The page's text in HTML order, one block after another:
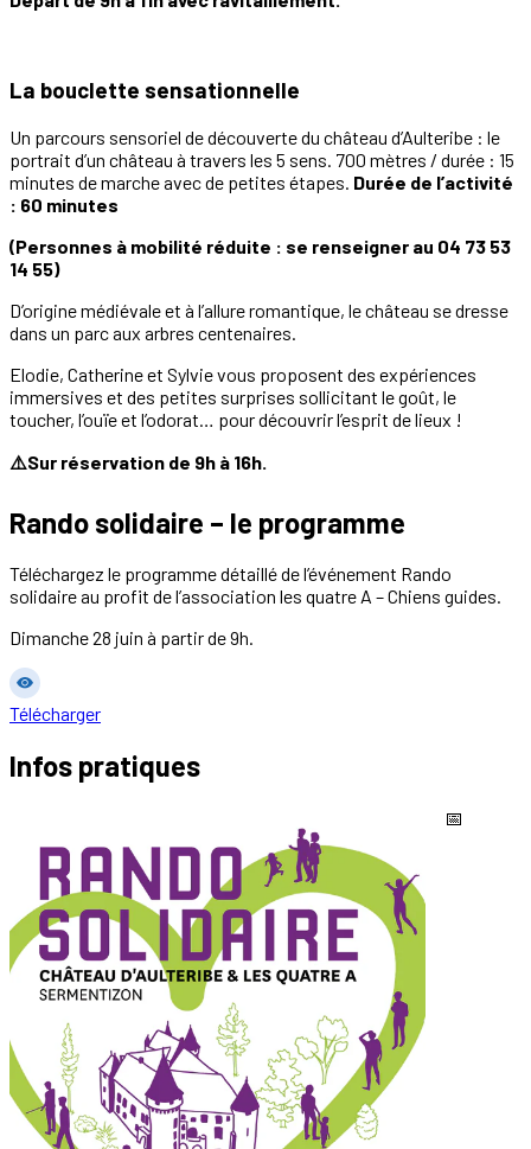
La bouclette sensationnelle
Un parcours sensoriel de découverte du château d’Aulteribe : le
portrait d’un château à travers les 5 sens. 700 mètres / durée : 15
minutes de marche avec de petites étapes. Durée de l’activité
: 60 minutes
(Personnes à mobilité réduite : se renseigner au 04 73 53
14 55)
D’origine médiévale et à l’allure romantique, le château se dresse
dans un parc aux arbres centenaires.
Elodie, Catherine et Sylvie vous proposent des expériences
immersives et des petites surprises sollicitant le goût, le
toucher, l’ouïe et l’odorat… pour découvrir l’esprit de lieux !
⚠️Sur réservation de 9h à 16h.
Rando solidaire – le programme
Téléchargez le programme détaillé de l’événement Rando
solidaire au profit de l’association les quatre A – Chiens guides.
Dimanche 28 juin à partir de 9h.
Télécharger
Infos pratiques
📅